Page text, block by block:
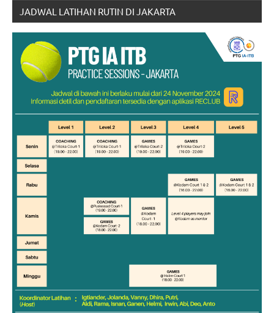
JADWAL LATIHAN RUTIN DI JAKARTA